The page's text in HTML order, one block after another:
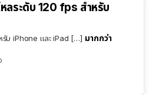
ลระดับ 120 fps สำหรับ
หรับ iPhone และ iPad […] มากกว่า